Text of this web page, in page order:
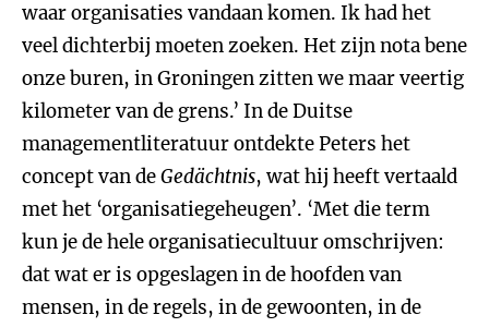
waar organisaties vandaan komen. Ik had het
veel dichterbij moeten zoeken. Het zijn nota bene
onze buren, in Groningen zitten we maar veertig
kilometer van de grens.’ In de Duitse
managementliteratuur ontdekte Peters het
concept van deGedächtnis, wat hij heeft vertaald
met het ‘organisatiegeheugen’. ‘Met die term
kun je de hele organisatiecultuur omschrijven:
dat wat er is opgeslagen in de hoofden van
mensen, in de regels, in de gewoonten, in de